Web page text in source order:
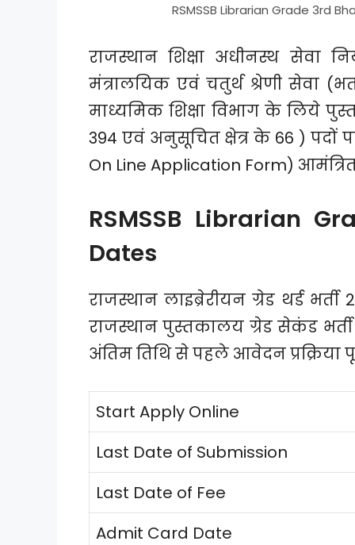
RSMSSB Librarian Grade 3rd
राजस्थान शिक्षा अधीनस्थ सेवा
मंत्रालयिक एवं चतुर्थ श्रेणी सेवा
माध्यमिक शिक्षा विभाग के लिये
394 एवं अनुसूचित क्षेत्र के 66 ) पदों
On Line Application Form)
RSMSSB Librarian
Dates
राजस्थान लाइब्रेरीयन ग्रेड थर्ड
राजस्थान पुस्तकालय ग्रेड सेकंड
अंतिम तिथि से पहले आवेदन प्रक्रिया
Start Apply Online
Last Date of Submission
Last Date of Fee
Admit Card Date